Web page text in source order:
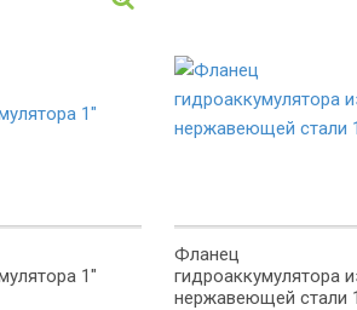
1"
Фланец
гидроаккумулятора
нержавеющей стали